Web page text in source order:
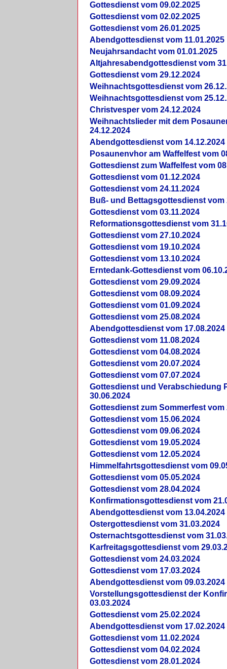
Gottesdienst vom 09.02.2025
Gottesdienst vom 02.02.2025
Gottesdienst vom 26.01.2025
Abendgottesdienst vom 11.01.2025
Neujahrsandacht vom 01.01.2025
Altjahresabendgottesdienst vom
Gottesdienst vom 29.12.2024
Weihnachtsgottesdienst vom
Weihnachtsgottesdienst vom
Christvesper vom 24.12.2024
Weihnachtslieder mit dem
24.12.2024
Abendgottesdienst vom 14.12.2024
Posaunenvhor am Waffelfest vom
Gottesdienst zum Waffelfest vom
Gottesdienst vom 01.12.2024
Gottesdienst vom 24.11.2024
Buß- und Bettagsgottesdienst vom
Gottesdienst vom 03.11.2024
Reformationsgottesdienst vom
Gottesdienst vom 27.10.2024
Gottesdienst vom 19.10.2024
Gottesdienst vom 13.10.2024
Erntedank-Gottesdienst vom
Gottesdienst vom 29.09.2024
Gottesdienst vom 08.09.2024
Gottesdienst vom 01.09.2024
Gottesdienst vom 25.08.2024
Abendgottesdienst vom 17.08.2024
Gottesdienst vom 11.08.2024
Gottesdienst vom 04.08.2024
Gottesdienst vom 20.07.2024
Gottesdienst vom 07.07.2024
Gottesdienst und Verabschiedung
30.06.2024
Gottesdienst zum Sommerfest vom
Gottesdienst vom 15.06.2024
Gottesdienst vom 09.06.2024
Gottesdienst vom 19.05.2024
Gottesdienst vom 12.05.2024
Himmelfahrtsgottesdienst vom
Gottesdienst vom 05.05.2024
Gottesdienst vom 28.04.2024
Konfirmationsgottesdienst vom
Abendgottesdienst vom 13.04.2024
Ostergottesdienst vom 31.03.2024
Osternachtsgottesdienst vom
Karfreitagsgottesdienst vom
Gottesdienst vom 24.03.2024
Gottesdienst vom 17.03.2024
Abendgottesdienst vom 09.03.2024
Vorstellungsgottesdienst der
03.03.2024
Gottesdienst vom 25.02.2024
Abendgottesdienst vom 17.02.2024
Gottesdienst vom 11.02.2024
Gottesdienst vom 04.02.2024
Gottesdienst vom 28.01.2024